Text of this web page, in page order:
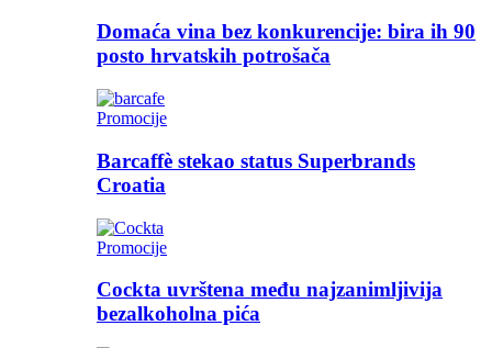
Domaća vina bez konkurencije: bira ih 90
posto hrvatskih potrošača
Promocije
Barcaffè stekao status Superbrands
Croatia
Promocije
Cockta uvrštena među najzanimljivija
bezalkoholna pića